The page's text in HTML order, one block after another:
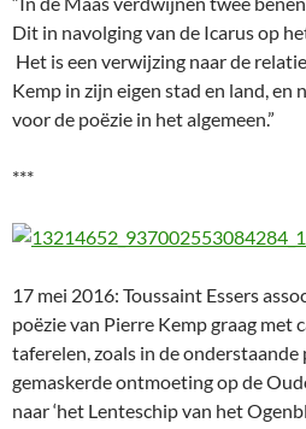
Dit in navolging van de Icarus op
Het is een verwijzing naar de
Kemp in zijn eigen stad en land, en
voor de poëzie in het algemeen.”
***
17 mei 2016: Toussaint Essers
poëzie van Pierre Kemp graag met
taferelen, zoals in de onderstaande
gemaskerde ontmoeting op de
naar ‘het Lenteschip van het